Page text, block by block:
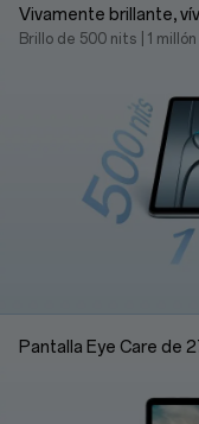
Vivamente brillante,
Brillo de 500 nits 1
Pantalla Eye Care de